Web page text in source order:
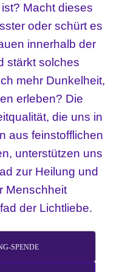
Macht dieses
oder schürt es
innerhalb der
stärkt solches
mehr Dunkelheit,
erleben? Die
die uns in
aus feinstofflichen
unterstützen uns
zur Heilung und
Menschheit
der Lichtliebe.
SPENDE